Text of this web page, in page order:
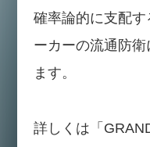
確率論的に支配
ーカーの流通防
ます。
詳しくは「